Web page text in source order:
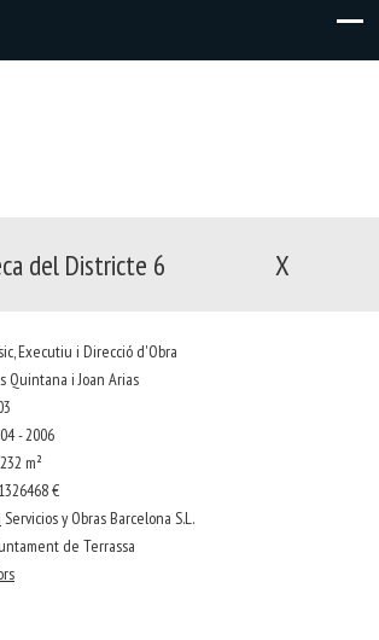
del Districte 6 X
Executiu i Direcció d'Obra
Quintana i Joan Arias
- 2006
m²
1326468 €
Servicios y Obras Barcelona S.L.
de Terrassa